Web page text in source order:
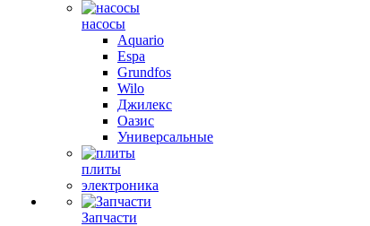
насосы
Aquario
Espa
Grundfos
Wilo
Джилекс
Оазис
Универсальные
плиты
электроника
Запчасти